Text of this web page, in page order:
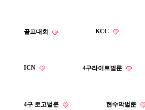
골프대회 KCC
ICN 4구라이트벌룬
4구 로고벌룬 현수막벌룬